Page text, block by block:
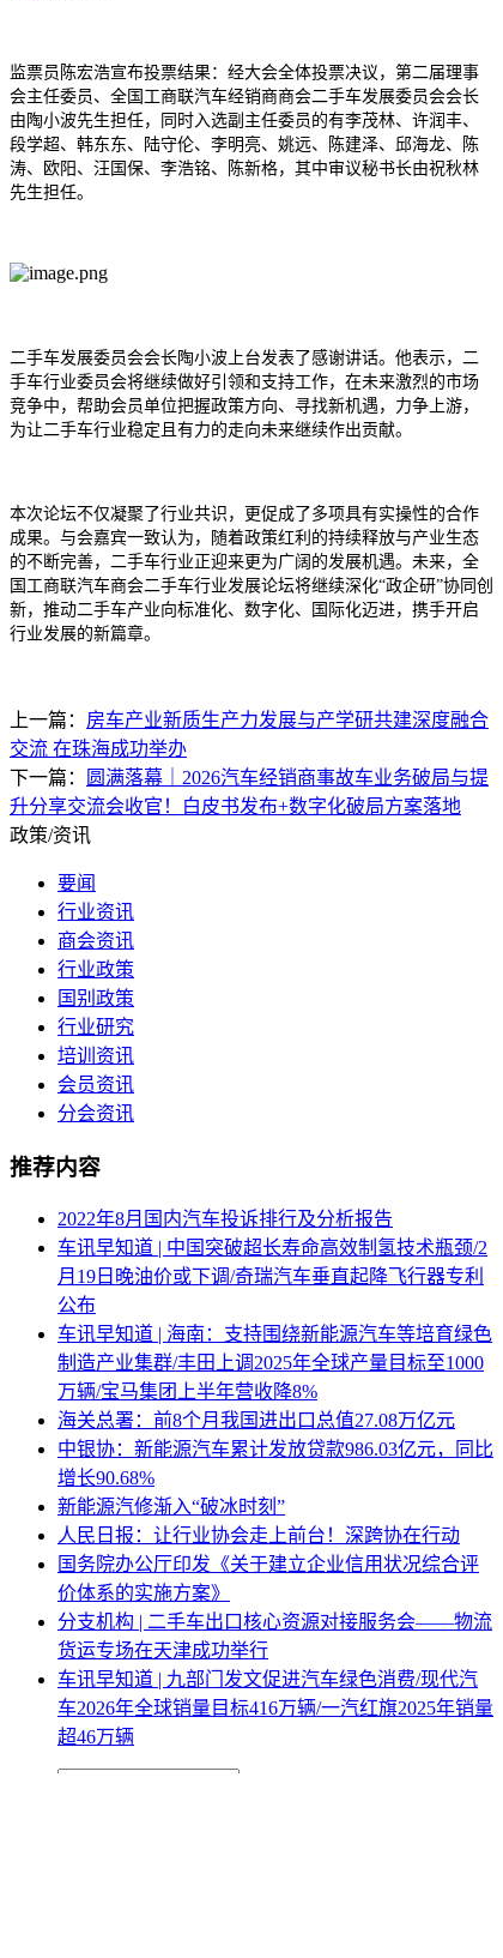
监票员陈宏浩宣布投票结果：经大会全体投票决议，第二届理事
会主任委员、全国工商联汽车经销商商会二手车发展委员会会长
由陶小波先生担任，同时入选副主任委员的有李茂林、许润丰、
段学超、韩东东、陆守伦、李明亮、姚远、陈建泽、邱海龙、陈
涛、欧阳、汪国保、李浩铭、陈新格，其中审议秘书长由祝秋林
先生担任。
二手车发展委员会会长陶小波上台发表了感谢讲话。他表示，二
手车行业委员会将继续做好引领和支持工作，在未来激烈的市场
竞争中，帮助会员单位把握政策方向、寻找新机遇，力争上游，
为让二手车行业稳定且有力的走向未来继续作出贡献。
本次论坛不仅凝聚了行业共识，更促成了多项具有实操性的合作
成果。与会嘉宾一致认为，随着政策红利的持续释放与产业生态
的不断完善，二手车行业正迎来更为广阔的发展机遇。未来，全
国工商联汽车商会二手车行业发展论坛将继续深化“政企研”协同创
新，推动二手车产业向标准化、数字化、国际化迈进，携手开启
行业发展的新篇章。
上一篇： 房车产业新质生产力发展与产学研共建深度融合
交流 在珠海成功举办
下一篇：
圆满落幕｜2026汽车经销商事故车业务破局与提
升分享交流会收官！白皮书发布+数字化破局方案落地
政策/资讯
要闻
行业资讯
商会资讯
行业政策
国别政策
行业研究
培训资讯
会员资讯
分会资讯
推荐内容
2022年8月国内汽车投诉排行及分析报告
车讯早知道 | 中国突破超长寿命高效制氢技术瓶颈/2
月19日晚油价或下调/奇瑞汽车垂直起降飞行器专利
公布
车讯早知道 | 海南：支持围绕新能源汽车等培育绿色
制造产业集群/丰田上调2025年全球产量目标至1000
万辆/宝马集团上半年营收降8%
海关总署：前8个月我国进出口总值27.08万亿元
中银协：新能源汽车累计发放贷款986.03亿元，同比
增长90.68%
新能源汽修渐入“破冰时刻”
人民日报：让行业协会走上前台！深跨协在行动
国务院办公厅印发《关于建立企业信用状况综合评
价体系的实施方案》
分支机构 | 二手车出口核心资源对接服务会——物流
货运专场在天津成功举行
车讯早知道 | 九部门发文促进汽车绿色消费/现代汽
车2026年全球销量目标416万辆/一汽红旗2025年销量
超46万辆